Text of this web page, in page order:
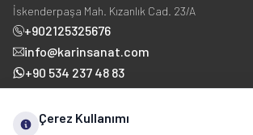
İskenderpaşa Mah. Kızanlık Cad. 23/A
+902125325676
info@karinsanat.com
+90 534 237 48 83
Çerez Kullanımı